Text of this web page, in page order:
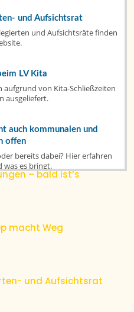
– bald ist’s
macht Weg
und Aufsichtsrat
und Aufsichtsrat
und Aufsichtsräte finden
LV Kita
aufgrund von Kita-Schließzeiten
ausgeliefert.
auch kommunalen und
offen
bereits dabei? Hier erfahren
was es bringt.
& MINT am 1. Oktober in
ein.